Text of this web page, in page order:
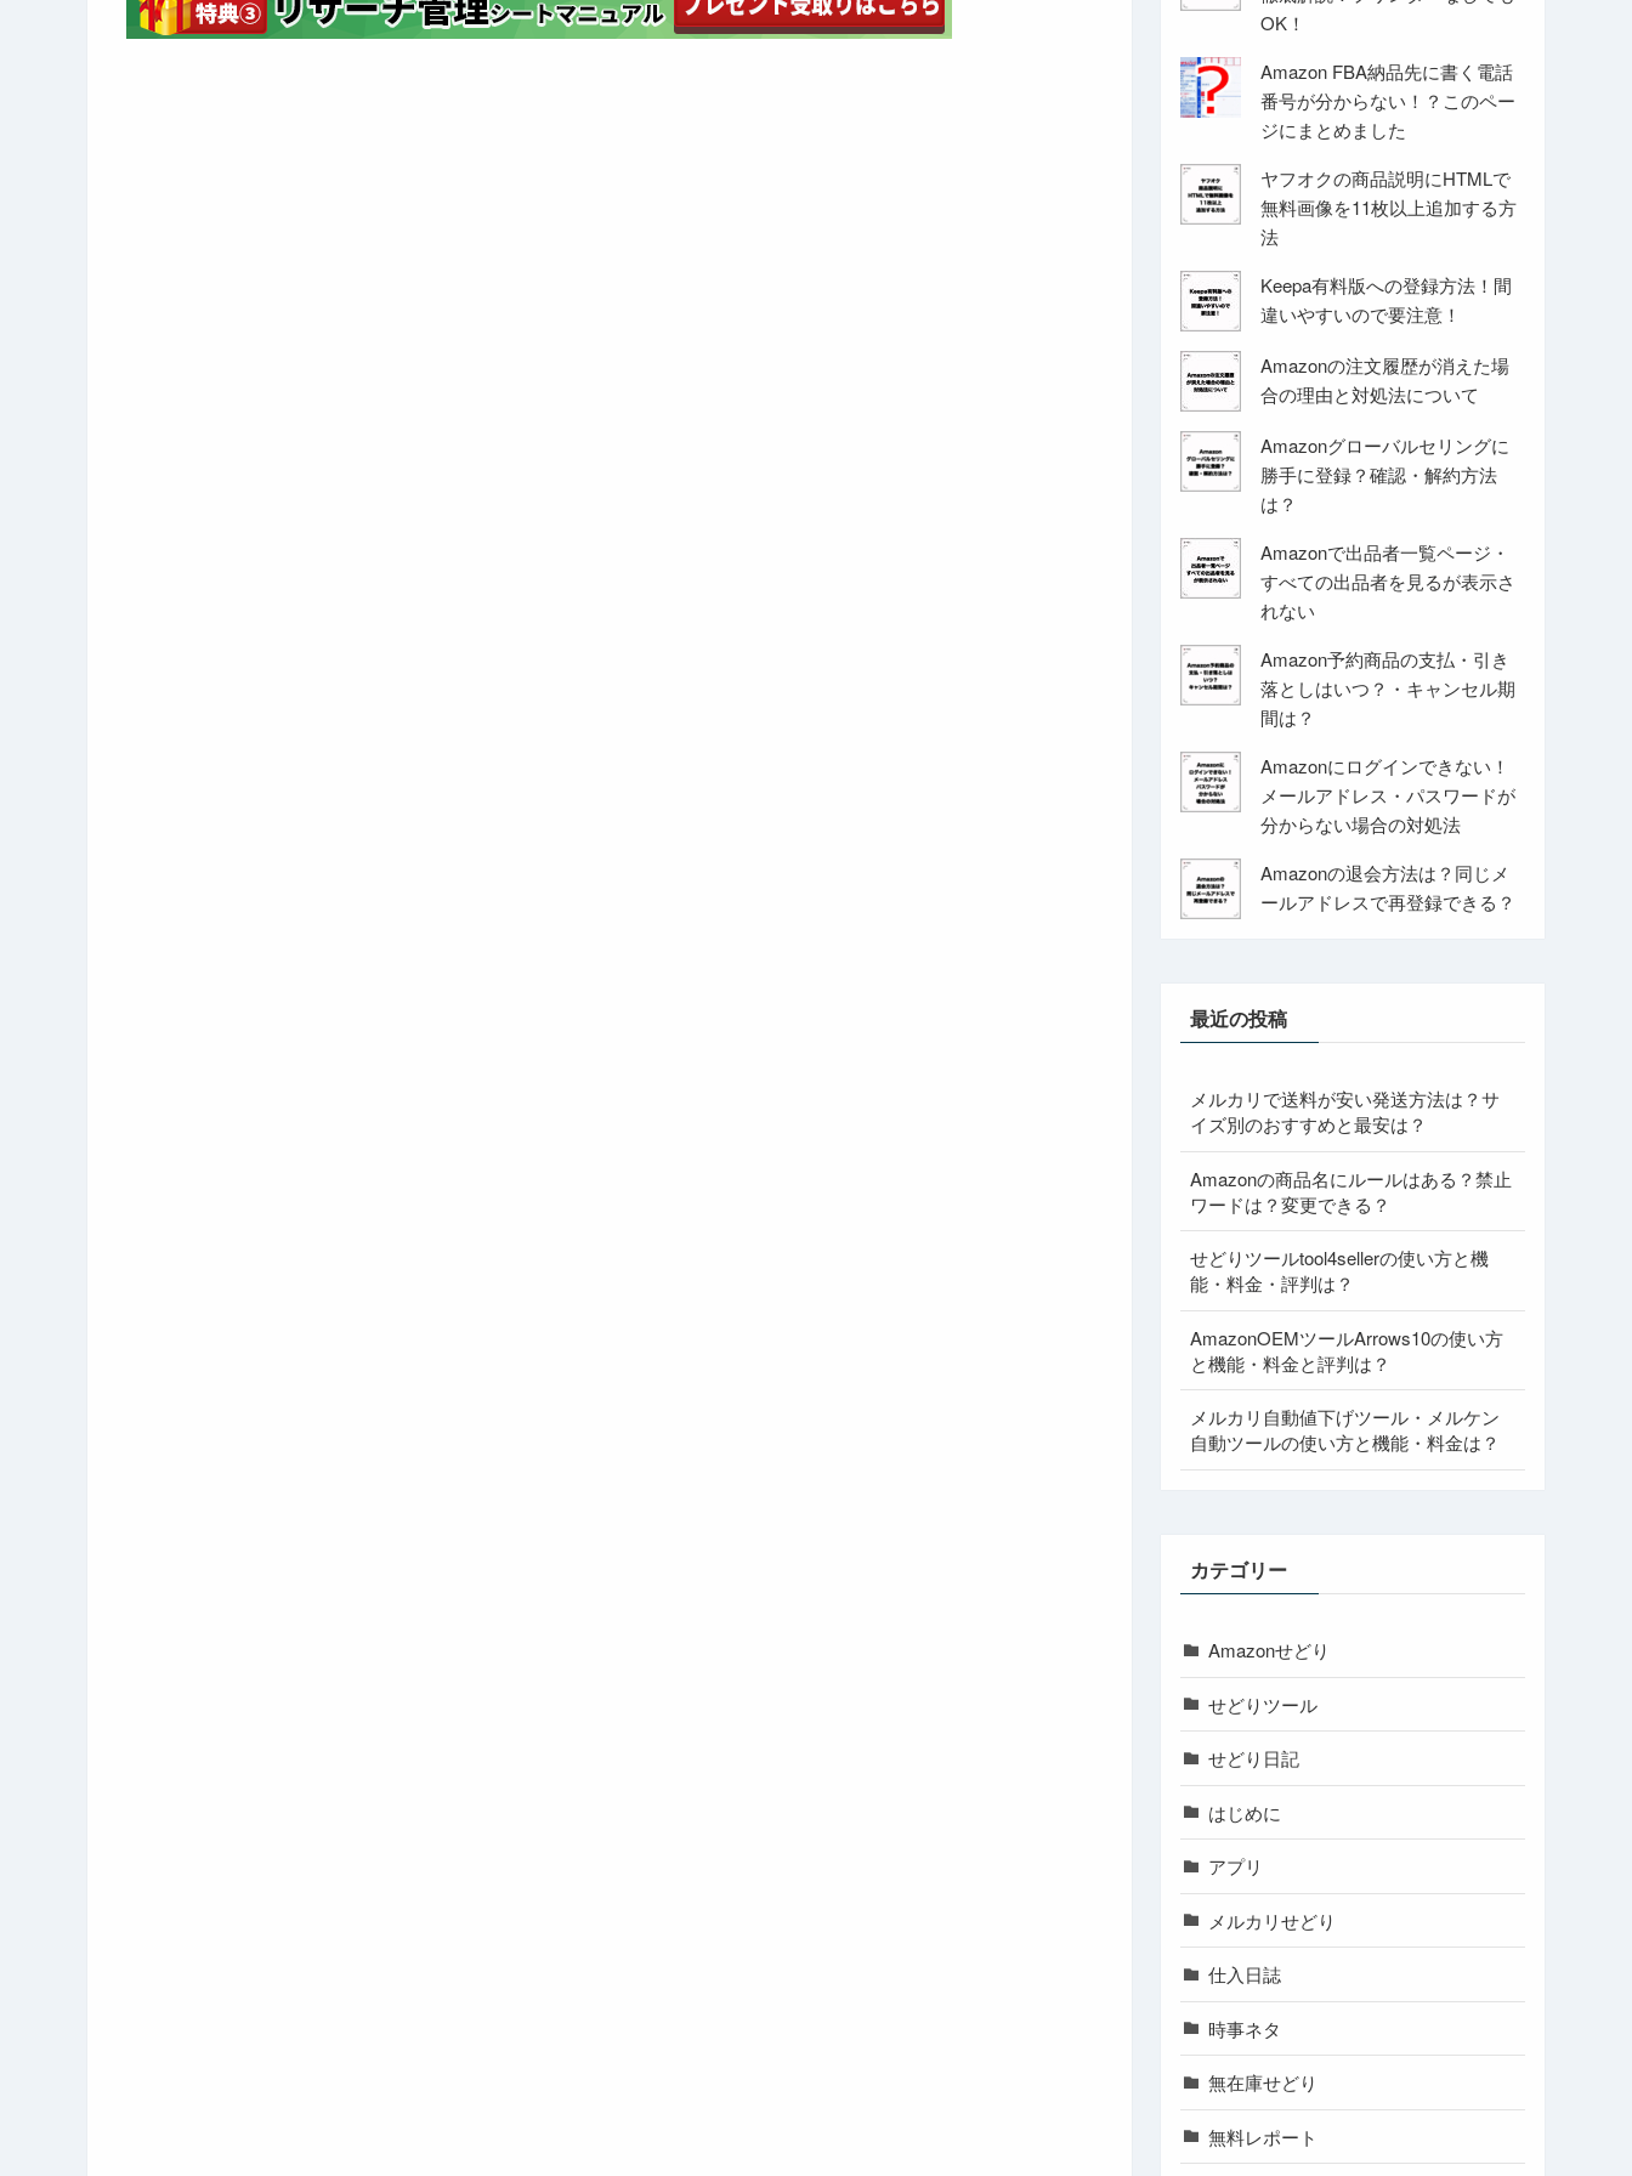
OK！
Amazon FBA納品先に書く電話
番号が分からない！？このペー
ジにまとめました
ヤフオクの商品説明にHTMLで
無料画像を11枚以上追加する方
法
Keepa有料版への登録方法！間
違いやすいので要注意！
Amazonの注文履歴が消えた場
合の理由と対処法について
Amazonグローバルセリングに
勝手に登録？確認・解約方法
は？
Amazonで出品者一覧ページ・
すべての出品者を見るが表示さ
れない
Amazon予約商品の支払・引き
落としはいつ？・キャンセル期
間は？
Amazonにログインできない！
メールアドレス・パスワードが
分からない場合の対処法
Amazonの退会方法は？同じメ
ールアドレスで再登録できる？
最近の投稿
メルカリで送料が安い発送方法は？サ
イズ別のおすすめと最安は？
Amazonの商品名にルールはある？禁止
ワードは？変更できる？
せどりツールtool4sellerの使い方と機
能・料金・評判は？
AmazonOEMツールArrows10の使い方
と機能・料金と評判は？
メルカリ自動値下げツール・メルケン
自動ツールの使い方と機能・料金は？
カテゴリー
Amazonせどり
せどりツール
せどり日記
はじめに
アプリ
メルカリせどり
仕入日誌
時事ネタ
無在庫せどり
無料レポート